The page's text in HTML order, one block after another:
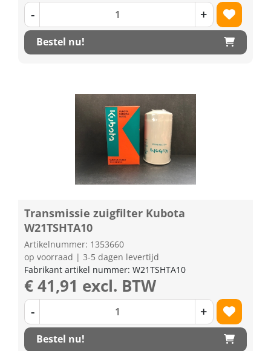
- +
Bestel nu!
Transmissie zuigfilter Kubota
W21TSHTA10
Artikelnummer: 1353660
op voorraad | 3-5 dagen levertijd
Fabrikant artikel nummer: W21TSHTA10
€ 41,91 excl. BTW
- +
Bestel nu!